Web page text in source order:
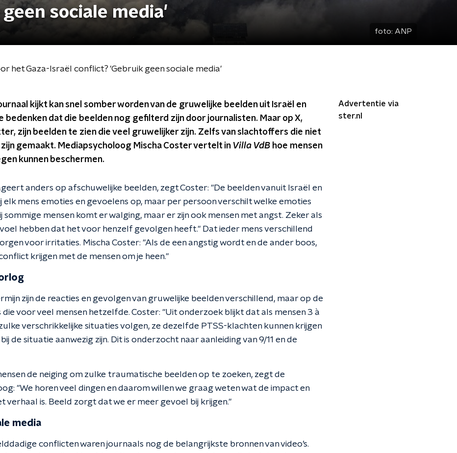
sociale media'
foto: ANP
het Gaza-Israël conflict? 'Gebruik geen sociale media'
kijkt kan snel somber worden van de gruwelijke beelden uit Israël en
bedenken dat die beelden nog gefilterd zijn door journalisten. Maar op X,
zijn beelden te zien die veel gruwelijker zijn. Zelfs van slachtoffers die niet
gemaakt. Mediapsycholoog Mischa Coster vertelt in Villa VdB hoe mensen
kunnen beschermen.
anders op afschuwelijke beelden, zegt Coster: "De beelden vanuit Israël en
elk mens emoties en gevoelens op, maar per persoon verschilt welke emoties
sommige mensen komt er walging, maar er zijn ook mensen met angst. Zeker als
hebben dat het voor henzelf gevolgen heeft." Dat ieder mens verschillend
voor irritaties. Mischa Coster: "Als de een angstig wordt en de ander boos,
krijgen met de mensen om je heen."
zijn de reacties en gevolgen van gruwelijke beelden verschillend, maar op de
die voor veel mensen hetzelfde. Coster: "Uit onderzoek blijkt dat als mensen 3 à
verschrikkelijke situaties volgen, ze dezelfde PTSS-klachten kunnen krijgen
de situatie aanwezig zijn. Dit is onderzocht naar aanleiding van 9/11 en de
de neiging om zulke traumatische beelden op te zoeken, zegt de
"We horen veel dingen en daarom willen we graag weten wat de impact en
verhaal is. Beeld zorgt dat we er meer gevoel bij krijgen."
media
conflicten waren journaals nog de belangrijkste bronnen van video’s.
Advertentie via
ster.nl